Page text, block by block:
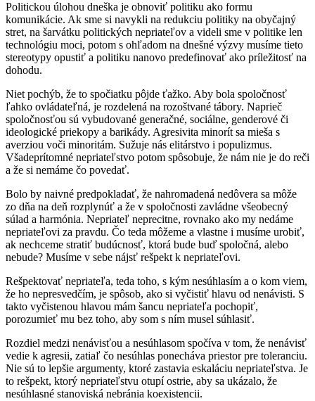
Politickou úlohou dneška je obnoviť politiku ako formu
komunikácie. Ak sme si navykli na redukciu politiky na obyčajný
stret, na šarvátku politických nepriateľov a videli sme v politike len
technológiu moci, potom s ohľadom na dnešné výzvy musíme tieto
stereotypy opustiť a politiku nanovo predefinovať ako príležitosť na
dohodu.
Niet pochýb, že to spočiatku pôjde ťažko. Aby bola spoločnosť
ľahko ovládateľná, je rozdelená na rozoštvané tábory. Naprieč
spoločnosťou sú vybudované generačné, sociálne, genderové či
ideologické priekopy a barikády. Agresivita minorít sa mieša s
averziou voči minoritám. Sužuje nás elitárstvo i populizmus.
Všadeprítomné nepriateľstvo potom spôsobuje, že nám nie je do reči
a že si nemáme čo povedať.
Bolo by naivné predpokladať, že nahromadená nedôvera sa môže
zo dňa na deň rozplynúť a že v spoločnosti zavládne všeobecný
súlad a harmónia. Nepriateľ neprecitne, rovnako ako my nedáme
nepriateľovi za pravdu. Čo teda môžeme a vlastne i musíme urobiť,
ak nechceme stratiť budúcnosť, ktorá bude buď spoločná, alebo
nebude? Musíme v sebe nájsť rešpekt k nepriateľovi.
Rešpektovať nepriateľa, teda toho, s kým nesúhlasím a o kom viem,
že ho nepresvedčím, je spôsob, ako si vyčistiť hlavu od nenávisti. S
takto vyčistenou hlavou mám šancu nepriateľa pochopiť,
porozumieť mu bez toho, aby som s ním musel súhlasiť.
Rozdiel medzi nenávisťou a nesúhlasom spočíva v tom, že nenávisť
vedie k agresii, zatiaľ čo nesúhlas ponecháva priestor pre toleranciu.
Nie sú to lepšie argumenty, ktoré zastavia eskaláciu nepriateľstva. Je
to rešpekt, ktorý nepriateľstvu otupí ostrie, aby sa ukázalo, že
nesúhlasné stanoviská nebránia koexistencii.